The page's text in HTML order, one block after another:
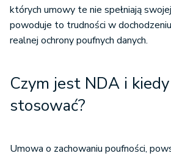
których umowy te nie spełniają
powoduje to trudności w
realnej ochrony poufnych danych.
Czym jest NDA i
stosować?
Umowa o zachowaniu poufności,